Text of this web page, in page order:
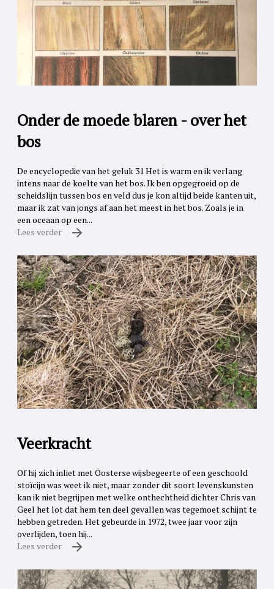
Onder de moede blaren - over het
bos
De encyclopedie van het geluk 31 Het is warm en ik verlang
intens naar de koelte van het bos. Ik ben opgegroeid op de
scheidslijn tussen bos en veld dus je kon altijd beide kanten uit,
maar ik zat van jongs af aan het meest in het bos. Zoals je in
een oceaan op een...
Lees verder
Veerkracht
Of hij zich inliet met Oosterse wijsbegeerte of een geschoold
stoïcijn was weet ik niet, maar zonder dit soort levenskunsten
kan ik niet begrijpen met welke onthechtheid dichter Chris van
Geel het lot dat hem ten deel gevallen was tegemoet schijnt te
hebben getreden. Het gebeurde in 1972, twee jaar voor zijn
overlijden, toen hij...
Lees verder